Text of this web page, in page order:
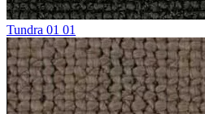
Tundra 01 01